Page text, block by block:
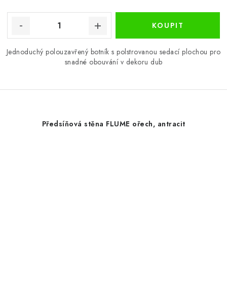
Jednoduchý polouzavřený botník s polstrovanou sedací plochou pro
snadné obouvání v dekoru dub
Předsíňová stěna FLUME ořech, antracit